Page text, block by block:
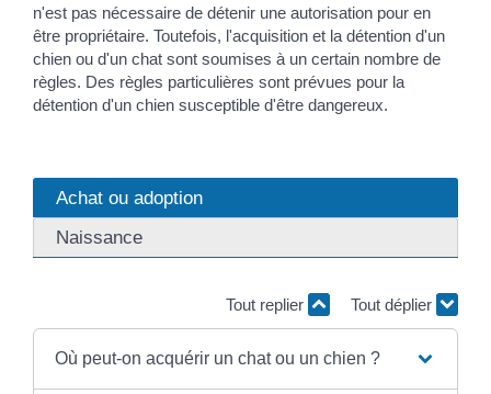
n'est pas nécessaire de détenir une autorisation pour en
être propriétaire. Toutefois, l'acquisition et la détention d'un
chien ou d'un chat sont soumises à un certain nombre de
règles. Des règles particulières sont prévues pour la
détention d'un chien susceptible d'être dangereux.
Achat ou adoption
Naissance
Tout replier Tout déplier
Où peut-on acquérir un chat ou un chien ?